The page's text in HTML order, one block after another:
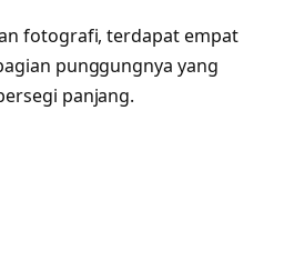
fotografi, terdapat empat
punggungnya yang
panjang.